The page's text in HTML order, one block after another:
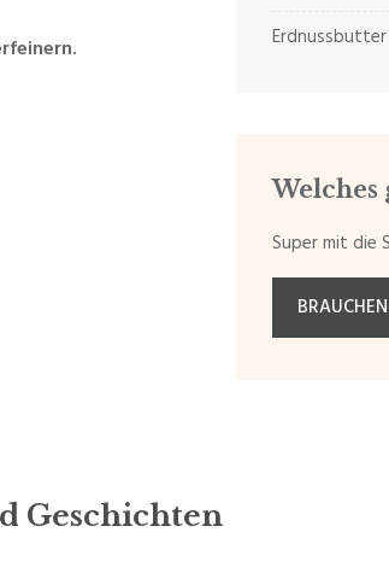
Erdnussbutter
Welches
Super mit die
Geschichten